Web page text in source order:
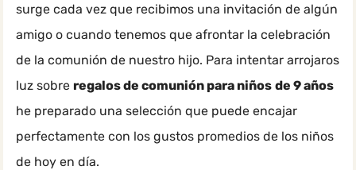
surge cada vez que recibimos una invitación de algún
amigo o cuando tenemos que afrontar la celebración
de la comunión de nuestro hijo. Para intentar arrojaros
luz sobre regalos de comunión para niños de 9 años
he preparado una selección que puede encajar
perfectamente con los gustos promedios de los niños
de hoy en día.